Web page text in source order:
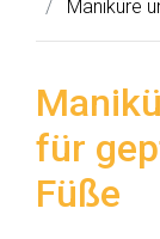
Maniküre
für
Füße